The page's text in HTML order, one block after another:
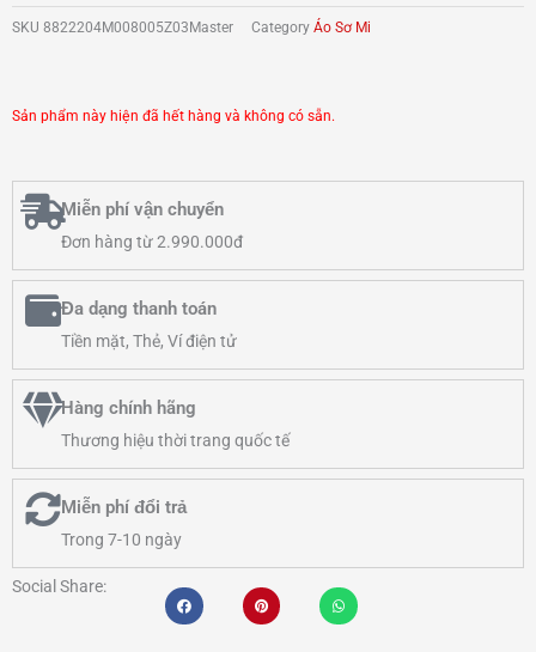
SKU 8822204M008005Z03Master Category Áo Sơ Mi
Sản phẩm này hiện đã hết hàng và không có sẵn.
Miễn phí vận chuyển
Đơn hàng từ 2.990.000đ
Đa dạng thanh toán
Tiền mặt, Thẻ, Ví điện tử
Hàng chính hãng
Thương hiệu thời trang quốc tế
Miễn phí đổi trả
Trong 7-10 ngày
Social Share: